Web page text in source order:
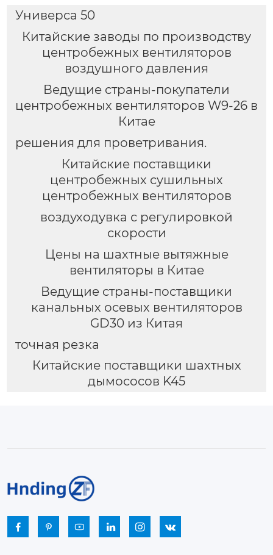
Универса 50
Китайские заводы по производству
центробежных вентиляторов
воздушного давления
Ведущие страны-покупатели
центробежных вентиляторов W9-26 в
Китае
решения для проветривания.
Китайские поставщики
центробежных сушильных
центробежных вентиляторов
воздуходувка с регулировкой
скорости
Цены на шахтные вытяжные
вентиляторы в Китае
Ведущие страны-поставщики
канальных осевых вентиляторов
GD30 из Китая
точная резка
Китайские поставщики шахтных
дымососов K45
     